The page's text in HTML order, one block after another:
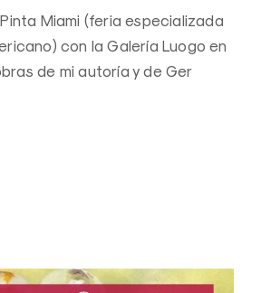
Miami (feria especializada
con la Galería Luogo en
de mi autoría y de Ger